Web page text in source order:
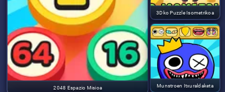
2048 Espazio Misioa
3Dko Puzzle Isometrikoa
Munstroen Itxuraldaketa